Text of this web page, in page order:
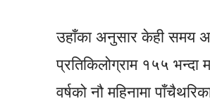
उहाँका अनुसार केही समय
प्रतिकिलोग्राम १५५
वर्षको नौ महिनामा